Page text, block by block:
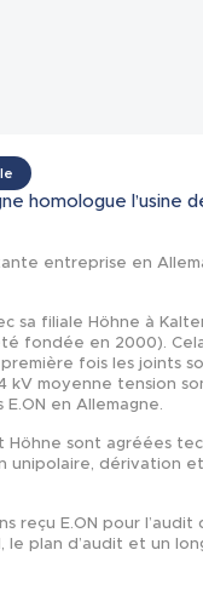
homologue l’usine
entreprise en
sa filiale Höhne à
fondée en 2000).
fois les joints
kV moyenne tension
en Allemagne.
Höhne sont agréées
unipolaire, dérivation
reçu E.ON pour
le plan d’audit et un